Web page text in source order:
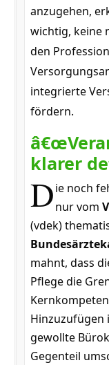
anzugehen,
wichtig, keine
den
integrierte
fördern.
klarer
Die noch
nur vom
(vdek)
mahnt, dass
Pflege die
Hinzuzufügen
gewollte
Gegenteil